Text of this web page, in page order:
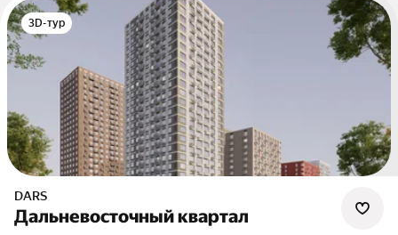
3D-тур
DARS
Дальневосточный квартал